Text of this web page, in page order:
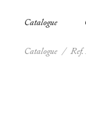
Catalogue
Catalogue/